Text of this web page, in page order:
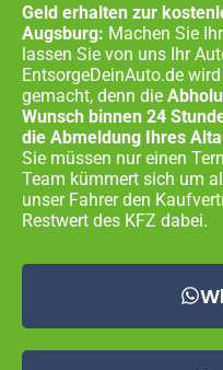
Geld erhalten zur
Augsburg: Machen Sie
lassen Sie von uns Ihr
EntsorgeDeinAuto.de
gemacht, denn die
Wunsch binnen 24
die Abmeldung Ihres
Sie müssen nur einen
Team kümmert sich um
unser Fahrer den
Restwert des KFZ dabei.